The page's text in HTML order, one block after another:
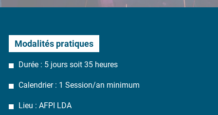
Modalités pratiques
Durée : 5 jours soit 35 heures
Calendrier : 1 Session/an minimum
Lieu : AFPI LDA